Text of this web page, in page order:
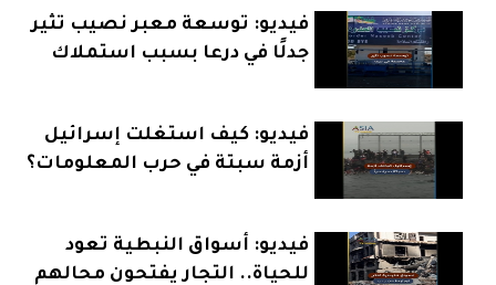
فيديو: توسعة معبر نصيب تثير
جدلًا في درعا بسبب استملاك
فيديو: كيف استغلت إسرائيل
أزمة سبتة في حرب المعلومات؟
فيديو: أسواق النبطية تعود
للحياة.. التجار يفتحون محالهم